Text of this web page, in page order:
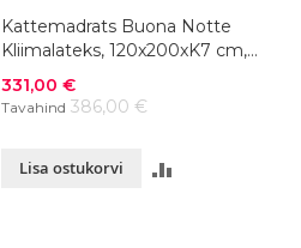
Kattemadrats Buona Notte
Kliimalateks, 120x200xK7 cm,
värvivalik
Soodushind
331,00 €
Tavahind 386,00 €
Lisa ostukorvi